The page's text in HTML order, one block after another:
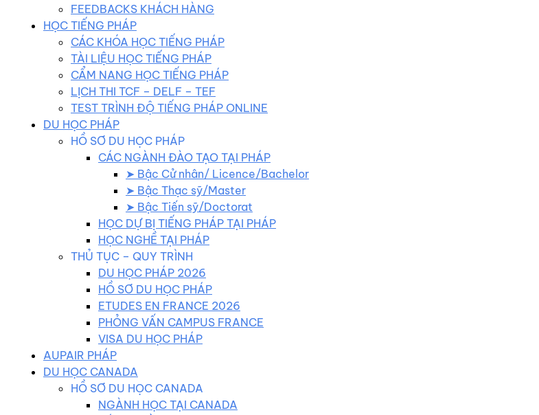
FEEDBACKS KHÁCH HÀNG
HỌC TIẾNG PHÁP
CÁC KHÓA HỌC TIẾNG PHÁP
TÀI LIỆU HỌC TIẾNG PHÁP
CẨM NANG HỌC TIẾNG PHÁP
LỊCH THI TCF – DELF – TEF
TEST TRÌNH ĐỘ TIẾNG PHÁP ONLINE
DU HỌC PHÁP
HỒ SƠ DU HỌC PHÁP
CÁC NGÀNH ĐÀO TẠO TẠI PHÁP
➤ Bậc Cử nhân/ Licence/Bachelor
➤ Bậc Thạc sỹ/Master
➤ Bậc Tiến sỹ/Doctorat
HỌC DỰ BỊ TIẾNG PHÁP TẠI PHÁP
HỌC NGHỀ TẠI PHÁP
THỦ TỤC – QUY TRÌNH
DU HỌC PHÁP 2026
HỒ SƠ DU HỌC PHÁP
ETUDES EN FRANCE 2026
PHỎNG VẤN CAMPUS FRANCE
VISA DU HỌC PHÁP
AUPAIR PHÁP
DU HỌC CANADA
HỒ SƠ DU HỌC CANADA
NGÀNH HỌC TẠI CANADA